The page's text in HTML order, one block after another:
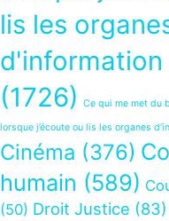
lis les
d'information
(1726)
Ce qui me met du
lorsque j’écoute ou lis les organes
Cinéma (376)
humain (589)
(50) Droit Justice (83)